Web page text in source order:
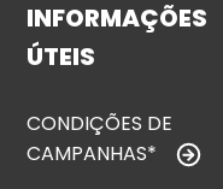
INFORMAÇÕES
ÚTEIS
CONDIÇÕES DE
CAMPANHAS*